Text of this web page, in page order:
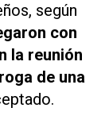
según
con
la reunión
de una